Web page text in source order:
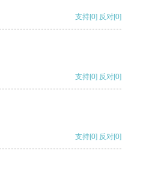
支持[0] 反对[0]
支持[0] 反对[0]
支持[0] 反对[0]